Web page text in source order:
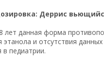
Деррис
лет данная форма
этанола и отсутствия
в педиатрии.